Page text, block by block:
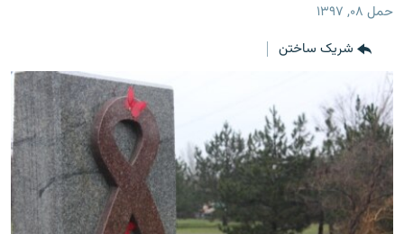
منوی
مراجعه
به
صفحه
جستجو
جهان
مصاحبه‌ها
برنامه‌ها
مجموعه تصویری
ورزش
بحران مهاجرت
'کووید-۱۹'
تماس
حمل ۰۸, ۱۳۹۷
شریک ساختن